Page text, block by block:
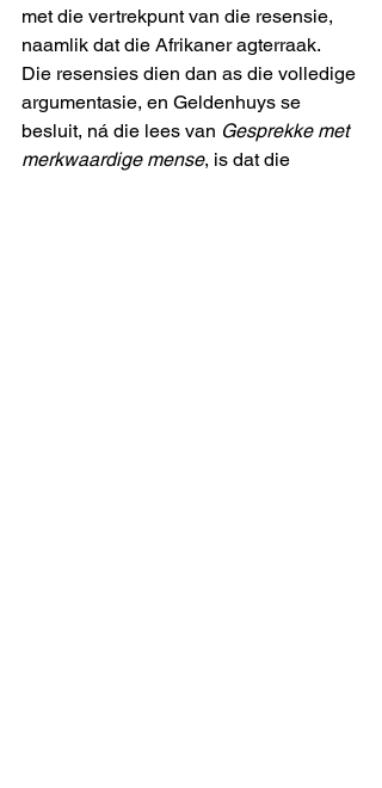
met die vertrekpunt van die resensie,
naamlik dat die Afrikaner agterraak.
Die resensies dien dan as die volledige
argumentasie, en Geldenhuys se
besluit, ná die lees van Gesprekke met
merkwaardige mense, is dat die